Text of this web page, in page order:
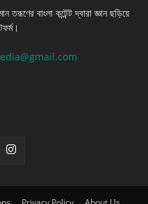
তরূণের বাংলা কন্টেন্ট দ্বারা জ্ঞান ছড়িয়ে